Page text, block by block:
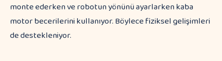
monte ederken ve robotun yönünü ayarlarken kaba
motor becerilerini kullanıyor. Böylece fiziksel gelişimleri
de destekleniyor.